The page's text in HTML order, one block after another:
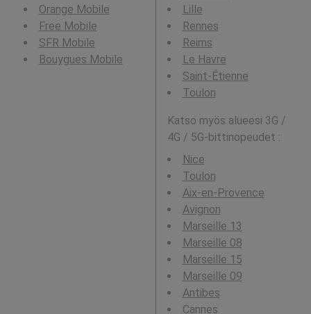
Orange Mobile
Free Mobile
SFR Mobile
Bouygues Mobile
Lille
Rennes
Reims
Le Havre
Saint-Étienne
Toulon
Katso myös alueesi 3G /
4G / 5G-bittinopeudet :
Nice
Toulon
Aix-en-Provence
Avignon
Marseille 13
Marseille 08
Marseille 15
Marseille 09
Antibes
Cannes